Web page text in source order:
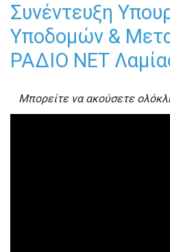
Συνέντευξη
Υποδομών &
ΡΑΔΙΟ ΝΕΤ
Μπορείτε να ακούσετε